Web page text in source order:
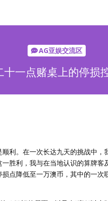
AG亚娱交流区
十一点赌桌上的停损
利。在一次长达九天的挑战中，
胜利，我与在当地认识的算牌
点降低至一万澳币，其中的一